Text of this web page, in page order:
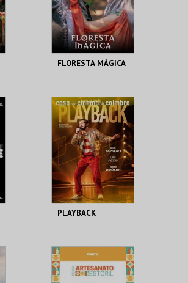
COMPRAR
FLORESTA MÁGICA
SANTA MARIA DA
FEIRA
MAIS INFO
COMPRAR
PLAYBACK
CASA DO CINEMA
DE COIMBRA